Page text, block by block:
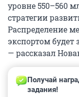
уровне 550–560
стратегии
Распределение
экспортом будет
— рассказал
Получай
задания!